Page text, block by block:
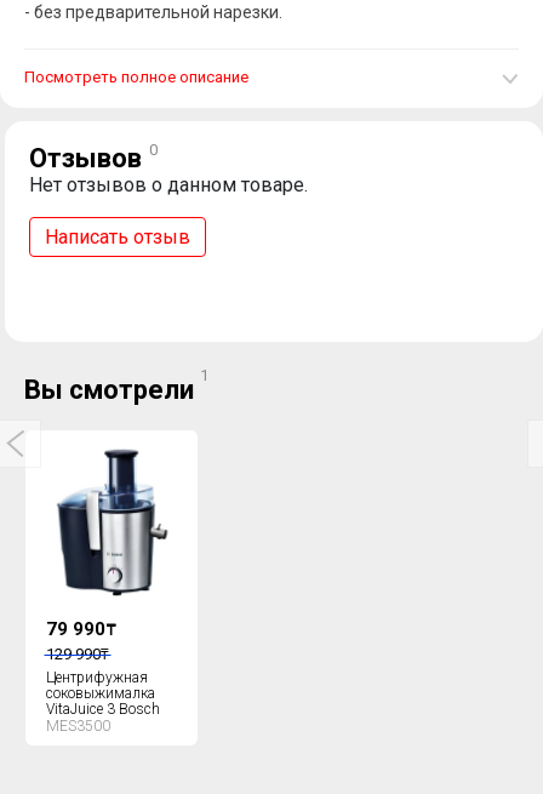
- без предварительной нарезки.
Посмотреть полное описание
Отзывов 0
Нет отзывов о данном товаре.
Написать отзыв
Вы смотрели 1
79 990₸
129 990₸
Центрифужная
соковыжималка
VitaJuice 3 Bosch
MES3500